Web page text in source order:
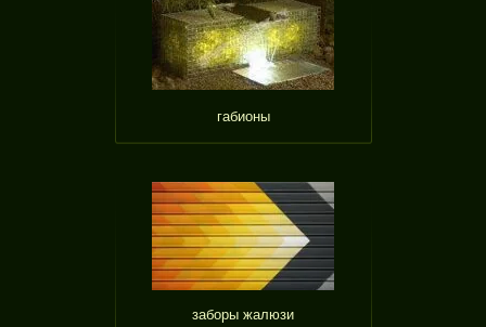
габионы
заборы жалюзи